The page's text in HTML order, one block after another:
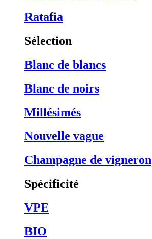
Ratafia
Sélection
Blanc de blancs
Blanc de noirs
Millésimés
Nouvelle vague
Champagne de vigneron
Spécificité
VPE
BIO